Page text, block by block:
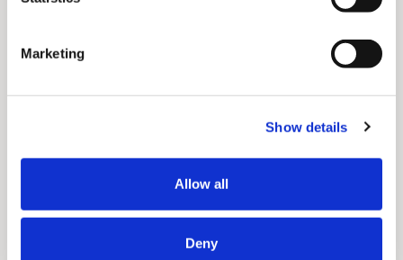
Marketing
Show details
Allow all
Deny